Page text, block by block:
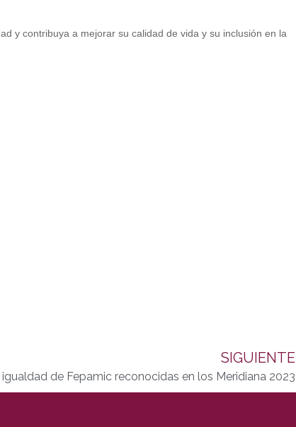
y contribuya a mejorar su calidad de vida y su inclusión en la
SIGUIENTE
igualdad de Fepamic reconocidas en los Meridiana 2023